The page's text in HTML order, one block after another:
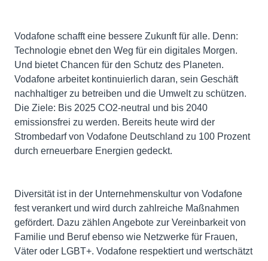
Vodafone schafft eine bessere Zukunft für alle. Denn:
Technologie ebnet den Weg für ein digitales Morgen.
Und bietet Chancen für den Schutz des Planeten.
Vodafone arbeitet kontinuierlich daran, sein Geschäft
nachhaltiger zu betreiben und die Umwelt zu schützen.
Die Ziele: Bis 2025 CO2-neutral und bis 2040
emissionsfrei zu werden. Bereits heute wird der
Strombedarf von Vodafone Deutschland zu 100 Prozent
durch erneuerbare Energien gedeckt.
Diversität ist in der Unternehmenskultur von Vodafone
fest verankert und wird durch zahlreiche Maßnahmen
gefördert. Dazu zählen Angebote zur Vereinbarkeit von
Familie und Beruf ebenso wie Netzwerke für Frauen,
Väter oder LGBT+. Vodafone respektiert und wertschätzt